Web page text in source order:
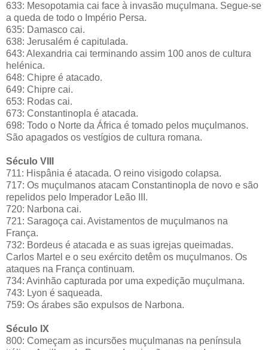
633: Mesopotamia cai face à invasão muçulmana. Segue-se
a queda de todo o Império Persa.
635: Damasco cai.
638: Jerusalém é capitulada.
643: Alexandria cai terminando assim 100 anos de cultura
helénica.
648: Chipre é atacado.
649: Chipre cai.
653: Rodas cai.
673: Constantinopla é atacada.
698: Todo o Norte da África é tomado pelos muçulmanos.
São apagados os vestígios de cultura romana.
Século VIII
711: Hispânia é atacada. O reino visigodo colapsa.
717: Os muçulmanos atacam Constantinopla de novo e são
repelidos pelo Imperador Leão III.
720: Narbona cai.
721: Saragoça cai. Avistamentos de muçulmanos na
França.
732: Bordeus é atacada e as suas igrejas queimadas.
Carlos Martel e o seu exército detêm os muçulmanos. Os
ataques na França continuam.
734: Avinhão capturada por uma expedição muçulmana.
743: Lyon é saqueada.
759: Os árabes são expulsos de Narbona.
Século IX
800: Começam as incursões muçulmanas na península